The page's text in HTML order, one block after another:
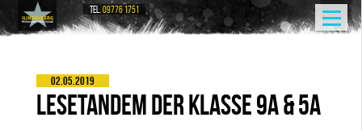
TEL.09776 1751
02.05.2019
LESETANDEM DER KLASSE 9A & 5A